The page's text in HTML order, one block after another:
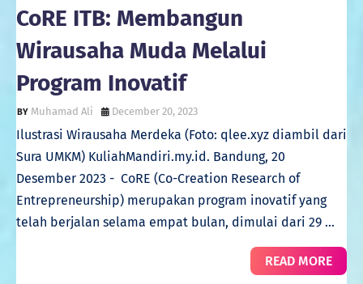
CoRE ITB: Membangun
Wirausaha Muda Melalui
Program Inovatif
Muhamad Ali December 20, 2023
Ilustrasi Wirausaha Merdeka (Foto: qlee.xyz diambil dari
Sura UMKM) KuliahMandiri.my.id. Bandung, 20
Desember 2023 - CoRE (Co-Creation Research of
Entrepreneurship) merupakan program inovatif yang
telah berjalan selama empat bulan, dimulai dari 29 …
READ MORE